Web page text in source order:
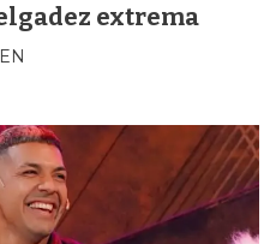
extrema